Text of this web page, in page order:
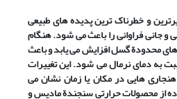
‏ترین و خطرناک ‏ترین پدیده ‏های طبیعی
جانی فراوانی را باعث میشود.هنگام
محدودةگسل افزایش مییابدوباعث
به دمای نرمال می ‏شود. این تغییرات
‏ هایی در مکان یا زمان نشان می‏
از محصولات حرارتی سنجندةمادیس و